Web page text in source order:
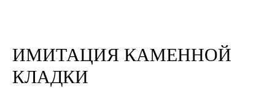
ИМИТАЦИЯ КАМЕННОЙ
КЛАДКИ